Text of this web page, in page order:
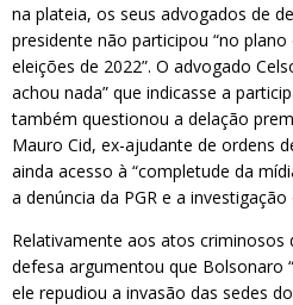
na plateia, os seus advogados de
presidente não participou “no
eleições de 2022”. O advogado
achou nada” que indicasse a
também questionou a delação
Mauro Cid, ex-ajudante de ordens
ainda acesso à “completude da
a denúncia da PGR e a investigação
Relativamente aos atos criminosos
defesa argumentou que Bolsonaro
ele repudiou a invasão das sedes